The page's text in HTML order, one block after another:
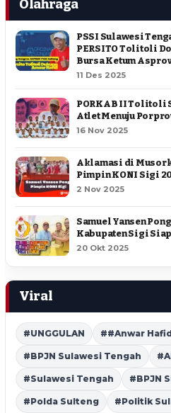
Olahraga
PSSI Sulawesi
PERSITO Tolitoli
Bursa Ketum
11 Des 2025
PORKAB II Tolitoli
Atlet Menuju
16 Nov 2025
Aklamasi di
Pimpin KONI Sigi
2 Nov 2025
Samuel Yansen
Kabupaten Sigi
20 Okt 2025
Viral
#UNGGULAN ##Anwar
#BPJN Sulawesi Tengah
#Sulawesi Tengah #BPJN
#Polda Sulteng #Politik